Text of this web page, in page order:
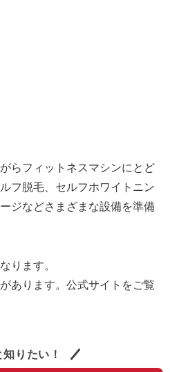
らフィットネスマシンにとど
フ脱毛、セルフホワイトニン
ジなどさまざまな設備を準備
ります。
あります。公式サイトをご覧
知りたい！